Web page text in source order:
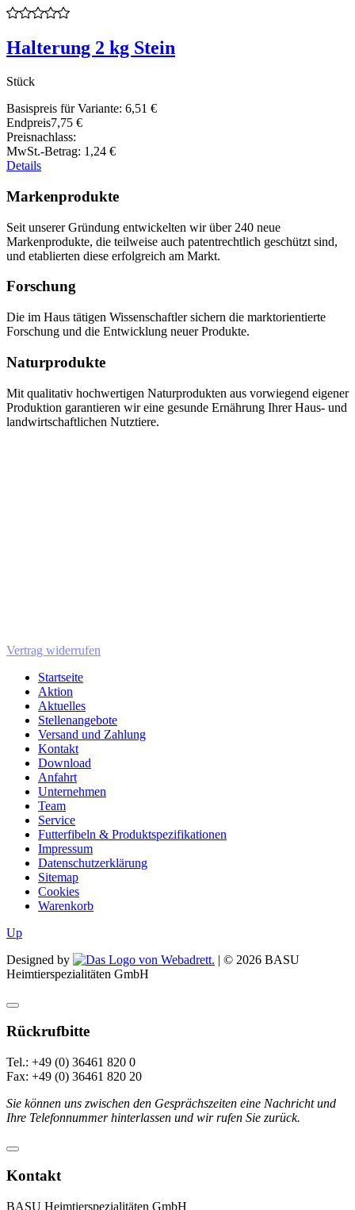
Halterung 2 kg Stein
Stück
Basispreis für Variante: 6,51 €
Endpreis7,75 €
Preisnachlass:
MwSt.-Betrag: 1,24 €
Details
Markenprodukte
Seit unserer Gründung entwickelten wir über 240 neue
Markenprodukte, die teilweise auch patentrechtlich geschützt sind,
und etablierten diese erfolgreich am Markt.
Forschung
Die im Haus tätigen Wissenschaftler sichern die marktorientierte
Forschung und die Entwicklung neuer Produkte.
Naturprodukte
Mit qualitativ hochwertigen Naturprodukten aus vorwiegend eigener
Produktion garantieren wir eine gesunde Ernährung Ihrer Haus- und
landwirtschaftlichen Nutztiere.
Vertrag widerrufen
Startseite
Aktion
Aktuelles
Stellenangebote
Versand und Zahlung
Kontakt
Download
Anfahrt
Unternehmen
Team
Service
Futterfibeln & Produktspezifikationen
Impressum
Datenschutzerklärung
Sitemap
Cookies
Warenkorb
Up
Designed by
| © 2026 BASU
Heimtierspezialitäten GmbH
Rückrufbitte
Tel.: +49 (0) 36461 820 0
Fax: +49 (0) 36461 820 20
Sie können uns zwischen den Gesprächszeiten eine Nachricht und
Ihre Telefonnummer hinterlassen und wir rufen Sie zurück.
Kontakt
BASU Heimtierspezialitäten GmbH